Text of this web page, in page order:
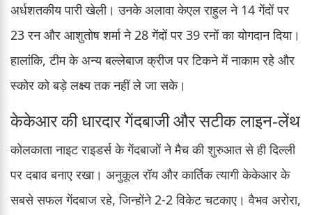
अर्धशतकीय पारी खेली। उनके अलावा केएल राहुल ने 14 गेंदों पर
23 रन और आशुतोष शर्मा ने 28 गेंदों पर 39 रनों का योगदान दिया।
हालांकि, टीम के अन्य बल्लेबाज क्रीज पर टिकने में नाकाम रहे और
स्कोर को बड़े लक्ष्य तक नहीं ले जा सके।
केकेआर की धारदार गेंदबाजी और सटीक लाइन-लेंथ
कोलकाता नाइट राइडर्स के गेंदबाजों ने मैच की शुरुआत से ही दिल्ली
पर दबाव बनाए रखा। अनुकूल रॉय और कार्तिक त्यागी केकेआर के
सबसे सफल गेंदबाज रहे, जिन्होंने 2-2 विकेट चटकाए। वैभव अरोरा,